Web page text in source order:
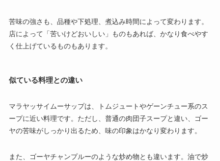
苦味の強さも、品種や下処理、煮込み時間によって変わります。
店によって「苦いけどおいしい」ものもあれば、かなり食べやす
く仕上げているものもあります。
似ている料理との違い
マラヤッサイムーサップは、トムジュートやゲーンチュー系のス
ープに近い料理です。ただし、普通の肉団子スープと違い、ゴー
ヤの苦味がしっかり出るため、味の印象はかなり変わります。
また、ゴーヤチャンプルーのような炒め物とも違います。油で炒